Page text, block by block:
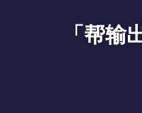
「帮输